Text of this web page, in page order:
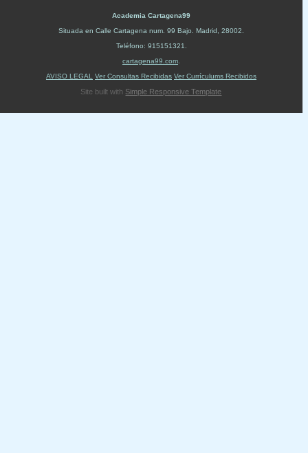
Academia Cartagena99
Situada en Calle Cartagena num. 99 Bajo Madrid 28002
Teléfono: 915151321
cartagena99.com
AVISO LEGAL
Ver Consultas Recibidas Ver Currículums Recibidos
Site built with Simple Responsive Template